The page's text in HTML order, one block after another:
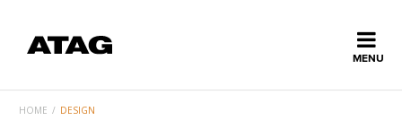
MENU
HOME / DESIGN